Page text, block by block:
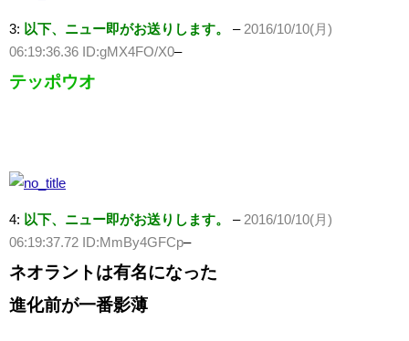
3: 以下、ニュー即がお送りします。 –2016/10/10(月)
06:19:36.36 ID:gMX4FO/X0–
テッポウオ
4: 以下、ニュー即がお送りします。 –2016/10/10(月)
06:19:37.72 ID:MmBy4GFCp–
ネオラントは有名になった
進化前が一番影薄